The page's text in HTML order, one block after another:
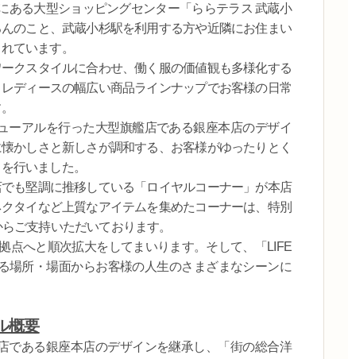
る大型ショッピングセンター「ららテラス 武蔵小
のこと、武蔵小杉駅を利用する方や近隣にお住まい
ています。
クスタイルに合わせ、働く服の価値観も多様化する
ディースの幅広い商品ラインナップでお客様の日常
アルを行った大型旗艦店である銀座本店のデザイ
かしさと新しさが調和する、お客様がゆったりとく
行いました。
も堅調に推移している「ロイヤルコーナー」が本店
タイなど上質なアイテムを集めたコーナーは、特別
ご支持いただいております。
点へと順次拡大をしてまいります。そして、「LIFE
場所・場面からお客様の人生のさまざまなシーンに
概要
である銀座本店のデザインを継承し、「街の総合洋